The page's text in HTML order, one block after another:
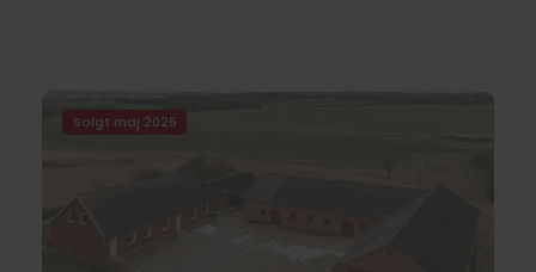
Boliger
til
salg
Solgt maj 2026